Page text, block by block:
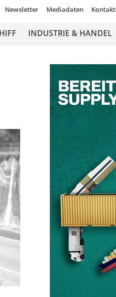
Newsletter Mediadaten Kontakt
INDUSTRIE & HANDEL